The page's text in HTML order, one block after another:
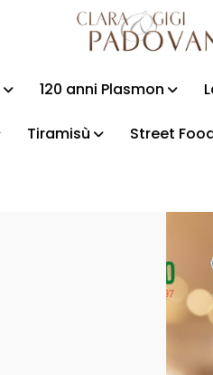
120 anni Plasmon
Tiramisù Street